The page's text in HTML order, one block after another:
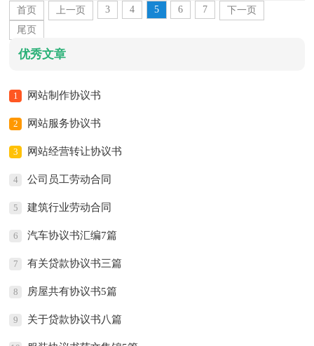
首页 上一页 3 4 5 6 7
下一页
尾页
优秀文章
1 网站制作协议书
2 网站服务协议书
3 网站经营转让协议书
4 公司员工劳动合同
5 建筑行业劳动合同
6 汽车协议书汇编7篇
7 有关贷款协议书三篇
8 房屋共有协议书5篇
9 关于贷款协议书八篇